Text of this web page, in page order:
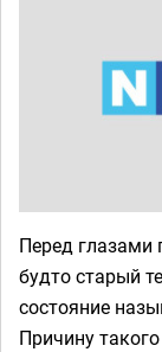
Перед глазами
будто старый
состояние
Причину